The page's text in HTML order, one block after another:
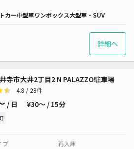
カー中型車ワンボックス大型車・SUV
詳細へ
寺市大井2丁目2 N PALAZZO駐車場
4.8 / 28件
/ 日 ¥30〜 / 15分
プ
再入庫